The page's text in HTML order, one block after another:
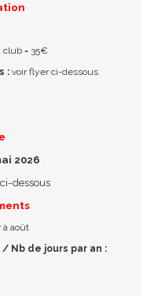
club = 35€
: voir flyer ci-dessous
2026
dessous
à août
Nb de jours par an :